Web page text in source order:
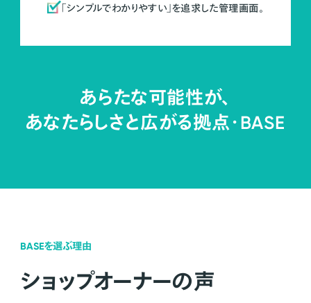
「シンプルでわかりやすい」を追求した管理画面。
あらたな可能性が、
あなたらしさと広がる拠点・BASE
BASEを選ぶ理由
ショップオーナーの声